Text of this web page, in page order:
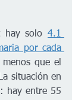
hay solo 4.1
por cada
que el
situación en
hay entre 55